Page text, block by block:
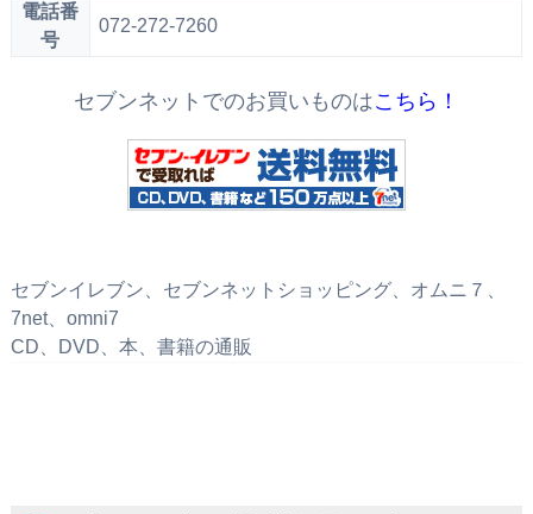
電話番
号
072-272-7260
セブンネットでのお買いものはこちら！
セブンイレブン、セブンネットショッピング、オムニ７、
7net、omni7
CD、DVD、本、書籍の通販